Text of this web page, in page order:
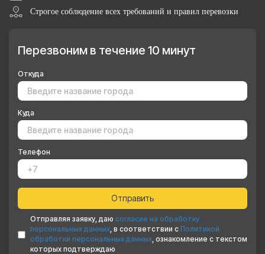
Строгое соблюдение всех требований и правил перевозки
Перезвоним в течение 10 минут
Откуда
Куда
Телефон
Отправляя заявку, даю согласие на обработку
персональных данных, в соответствии с Политикой
обработки персональных данных, ознакомление с текстом
которых подтверждаю